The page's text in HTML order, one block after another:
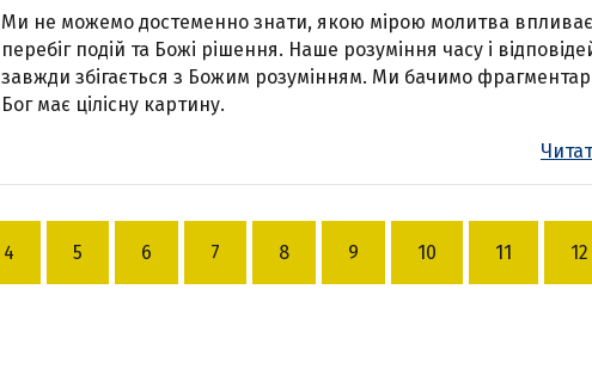
Ми не можемо достеменно знати, якою мірою молитва
перебіг подій та Божі рішення. Наше розуміння часу і
завжди збігається з Божим розумінням. Ми бачимо
Бог має цілісну картину.
4 5 6 7 8 9 10 11 12